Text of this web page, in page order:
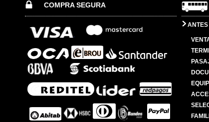
COMPRA SEGURA
ANTES